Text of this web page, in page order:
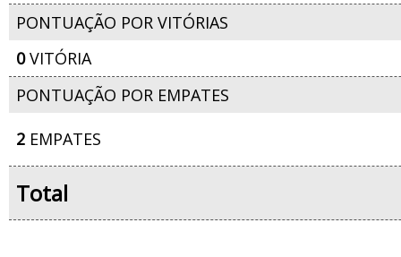
PONTUAÇÃO POR VITÓRIAS
0VITÓRIA
PONTUAÇÃO POR EMPATES
2 EMPATES
Total